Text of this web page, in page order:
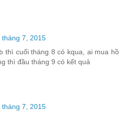
tháng 7, 2015
thì cuối tháng 8 có kqua, ai mua hồ
thì đầu tháng 9 có kết quả
tháng 7, 2015